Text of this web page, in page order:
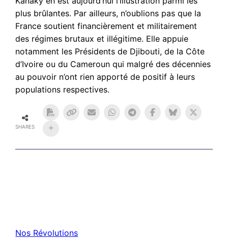
plus brûlantes. Par ailleurs, n’oublions pas que la
France soutient financièrement et militairement
des régimes brutaux et illégitime. Elle appuie
notamment les Présidents de Djibouti, de la Côte
d’Ivoire ou du Cameroun qui malgré des décennies
au pouvoir n’ont rien apporté de positif à leurs
populations respectives.
SHARES
Nos Révolutions